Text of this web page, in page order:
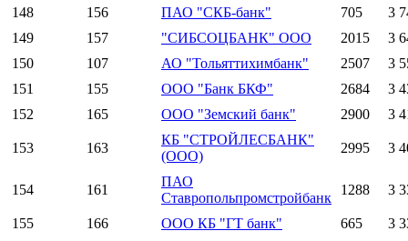
148 156 ПАО "СКБ-банк" 705
3
149
157 "СИБСОЦБАНК" ООО 2015
3
150
107 АО "Тольяттихимбанк" 2507
3
151
155 ООО "Банк БКФ" 2684
3
152
165 ООО "Земский банк" 2900 3
153 163
КБ "СТРОЙЛЕСБАНК"
(ООО)
2995 3
154 161
ПАО
Ставропольпромстройбанк
1288 3
155 166 ООО КБ "ГТ банк" 665 3